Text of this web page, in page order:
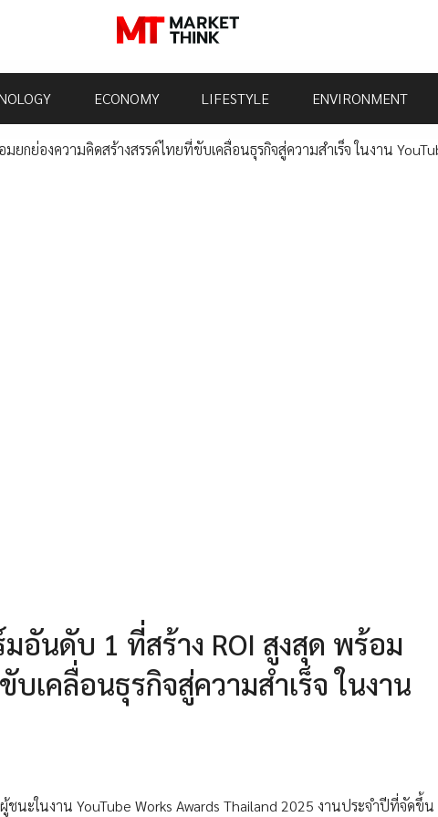
ECONOMY LIFESTYLE ENVIRONMENT
อันดับ 1 ที่สร้าง ROI สูงสุด พร้อม
เคลื่อนธุรกิจสู่ความสำเร็จ ในงาน
นะในงาน YouTube Works Awards Thailand 2025 งานประจำปีที่จัดขึ้น